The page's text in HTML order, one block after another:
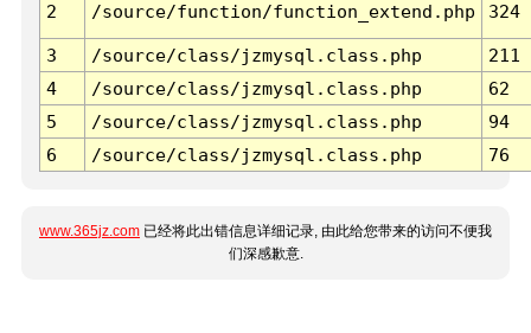
2 /source/function/function_extend.php 324
3 /source/class/jzmysql.class.php
211
4
/source/class/jzmysql.class.php
62
5
/source/class/jzmysql.class.php
94
6
/source/class/jzmysql.class.php 76
www.365jz.com 已经将此出错信息详细记录, 由此给您带来的访问不便我
们深感歉意.